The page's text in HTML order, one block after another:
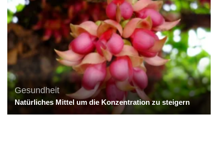
Gesundheit
Natürliches Mittel um die Konzentration zu steigern